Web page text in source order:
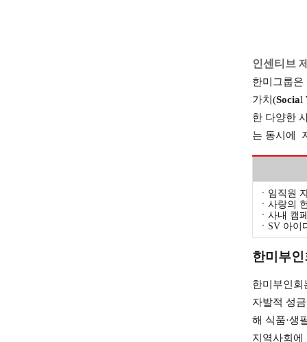
인센티브
한미그룹은
가치(Social
한 다양한
는 동시에
ㆍ 임직원
ㆍ 사랑의
ㆍ 사내 캠
ㆍ SV 아이
한미부인
한미부인회
자발적 성
해 식품·생
지역사회에